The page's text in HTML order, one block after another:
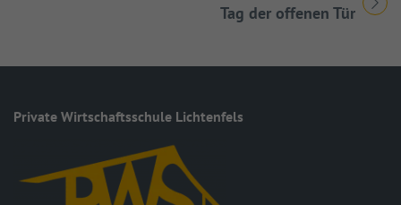
Titel für Beitrag
Tag der offenen Tür
Private Wirt­schafts­schule Lichtenfels